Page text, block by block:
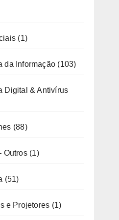
(1)
da Informação (103)
Digital & Antivírus
(88)
Outros(1)
(51)
e Projetores (1)